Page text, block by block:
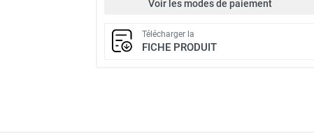
Voir les modes de paiement
Télécharger la
FICHE PRODUIT